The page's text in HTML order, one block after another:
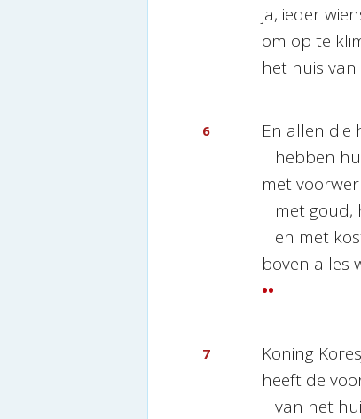
ja, ieder
om op te
het huis van
6
En allen die
hebben
met
met goud,
en met
boven alles
••
7
Koning
heeft de
van het